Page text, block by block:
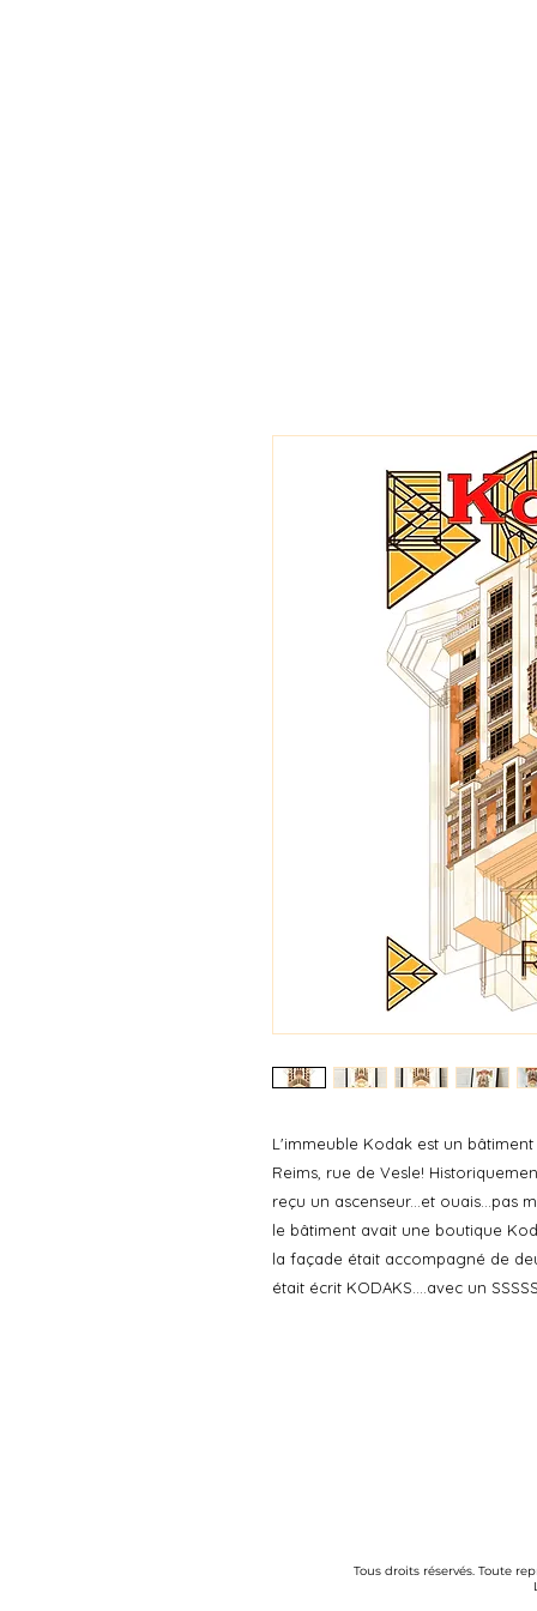
L'immeuble Kodak est un
Reims, rue de Vesle!
reçu un ascenseur...et ouais...pas
le bâtiment avait une boutique
la façade était accompagné de
était écrit KODAKS....avec un SSSSS
Tous droits réservés. Toute